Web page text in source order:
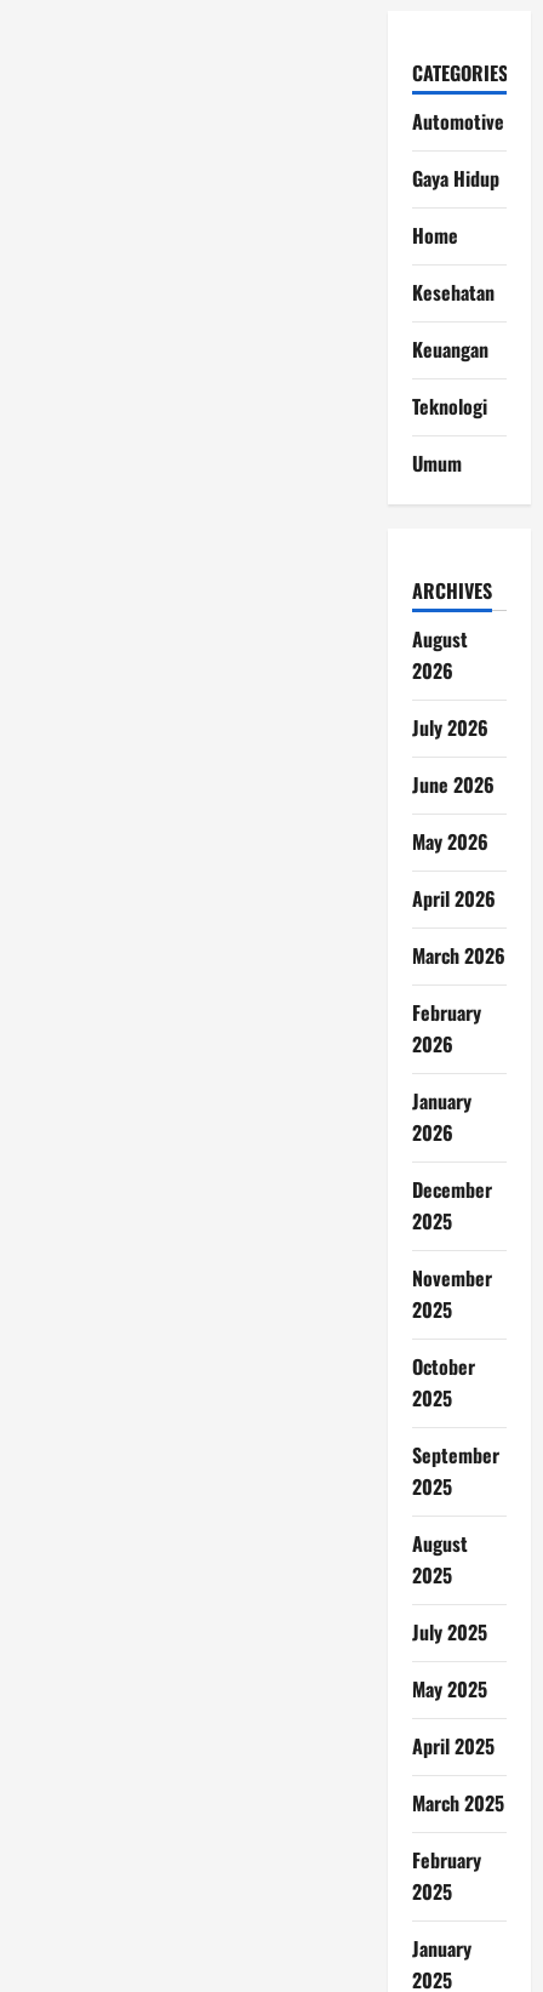
CATEGORIES
Automotive
Gaya Hidup
Home
Kesehatan
Keuangan
Teknologi
Umum
ARCHIVES
August
2026
July 2026
June 2026
May 2026
April 2026
March 2026
February
2026
January
2026
December
2025
November
2025
October
2025
September
2025
August
2025
July 2025
May 2025
April 2025
March 2025
February
2025
January
2025